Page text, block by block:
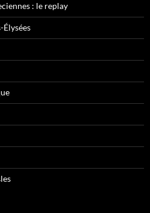
: le replay
Élysées